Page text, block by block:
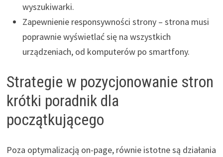
wyszukiwarki.
Zapewnienie responsywności strony – strona musi
poprawnie wyświetlać się na wszystkich
urządzeniach, od komputerów po smartfony.
Strategie w pozycjonowanie stron
krótki poradnik dla
początkującego
Poza optymalizacją on-page, równie istotne są działania